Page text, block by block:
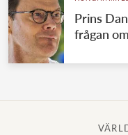
Prins
frågan